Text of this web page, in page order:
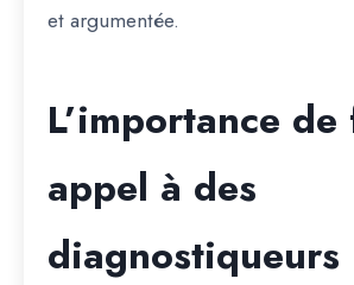
et argumentée.
L’importance
appel à des
diagnostiqueurs